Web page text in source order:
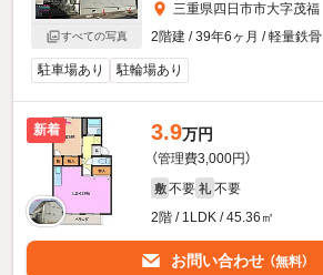
すべての写真
三重県四日市市大字茂福
2階建 / 39年6ヶ月 / 軽量鉄骨
駐車場あり 駐輪場あり
新着 3.9万円
（管理費3,000円）
敷 不要 礼 不要
2階 / 1LDK / 45.36㎡
お問い合わせ （無料）